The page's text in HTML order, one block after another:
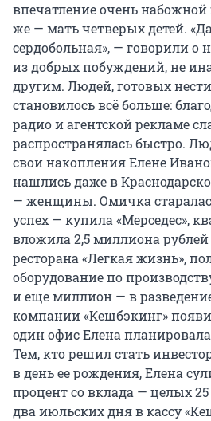
впечатление очень
же — мать четверых детей.
сердобольная», — говорили о
из добрых побуждений, не
другим. Людей, готовых
становилось всё больше:
радио и агентской рекламе
распространялась быстро.
свои накопления Елене
нашлись даже в
— женщины. Омичка
успех — купила «Мерседес»,
вложила 2,5 миллиона
ресторана «Легкая жизнь»,
оборудование по
и еще миллион — в
компании «Кешбэкинг»
один офис Елена
Тем, кто решил стать
в день ее рождения, Елена
процент со вклада — целых 25
два июльских дня в кассу